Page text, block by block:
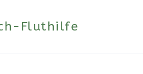
Fluthilfe